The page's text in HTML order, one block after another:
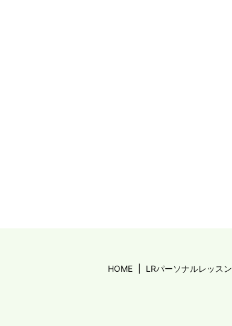
HOME LRパーソナルレッスン